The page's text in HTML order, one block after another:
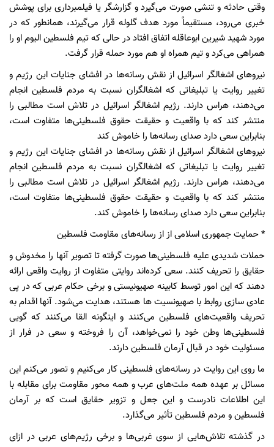
وقتی حادثه و تنشی صورت می‌گیرد و گزارشگر یا فیلمبرداری برای پوشش
خبری می‌رود، مستقیماً مورد هدف گلوله قرار می‌گیرند، همانطور که در
مورد شهید شیرین ابوعاقله اتفاق افتاد در حالی که تیم فلسطین الیوم او را
همراهی می‌کرد و تیم همراه او هم مورد حمله قرار گرفت.
نیروهای اشغالگر اسرائیل از نقش رسانه‌ها در افشای جنایات این رژیم و
تغییر روایت یا تبلیغاتی که اشغالگران نسبت به مردم فلسطین انجام
می‌دهند، هراس دارند. رژیم اشغالگر اسرائیل در تلاش است مطالبی را
منتشر کند که با واقعیت و حقیقت حقوق فلسطینی‌ها متفاوت است،
بنابراین سعی دارد صدای رسانه‌ها را خاموش کند
نیروهای اشغالگر اسرائیل از نقش رسانه‌ها در افشای جنایات این رژیم و
تغییر روایت یا تبلیغاتی که اشغالگران نسبت به مردم فلسطین انجام
می‌دهند، هراس دارند. رژیم اشغالگر اسرائیل در تلاش است مطالبی را
منتشر کند که با واقعیت و حقیقت حقوق فلسطینی‌ها متفاوت است،
بنابراین سعی دارد صدای رسانه‌ها را خاموش کند.
* حمایت جمهوری اسلامی از از رسانه‌های مقاومت فلسطین
حملات شدیدی علیه فلسطینی‌ها صورت گرفته تا تصویر آنها را مخدوش و
حقایق را تحریف کنند. سعی کرده‌اند روایتی متفاوت از روایت واقعی ارائه
دهند که این امور توسط کابینه صهیونیستی و برخی حکام عربی که در پی
عادی سازی روابط با صهیونسیت ها هستند، هدایت می‌شود. آنها اقدام به
تحریف واقعیت‌های فلسطین می‌کنند و اینگونه القا می‌کنند که گویی
فلسطینی‌ها وطن خود را نمی‌خواهد، آن را فروخته و سعی در فرار از
مسئولیت خود در قبال آرمان فلسطین دارند.
ما روی این روایت در رسانه‌های فلسطینی کار می‌کنیم و تصور می‌کنم این
مسائل بر عهده همه ملت‌های عرب و همه محور مقاومت برای مقابله با
این اطلاعات نادرست و این جعل و تزویر حقایق است که بر آرمان
فلسطین و مردم فلسطین تأثیر می‌گذارد.
در گذشته تلاش‌هایی از سوی غربی‌ها و برخی رژیم‌های عربی در ازای